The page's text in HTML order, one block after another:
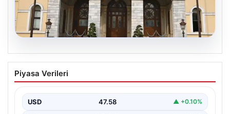
İstanbul Valiliğinden dolandırıcılık
uyarısı
Piyasa Verileri
USD 47.58 ▲ +0.10%